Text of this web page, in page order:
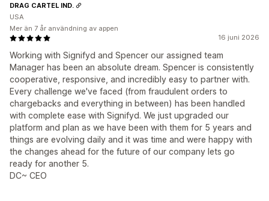
16 juni 2026
Working with Signifyd and Spencer our assigned team
Manager has been an absolute dream. Spencer is consistently
cooperative, responsive, and incredibly easy to partner with.
Every challenge we've faced (from fraudulent orders to
chargebacks and everything in between) has been handled
with complete ease with Signifyd. We just upgraded our
platform and plan as we have been with them for 5 years and
things are evolving daily and it was time and were happy with
the changes ahead for the future of our company lets go
ready for another 5.
DC~ CEO
DRAG CARTEL IND.
USA
Mer än 7 år användning av appen